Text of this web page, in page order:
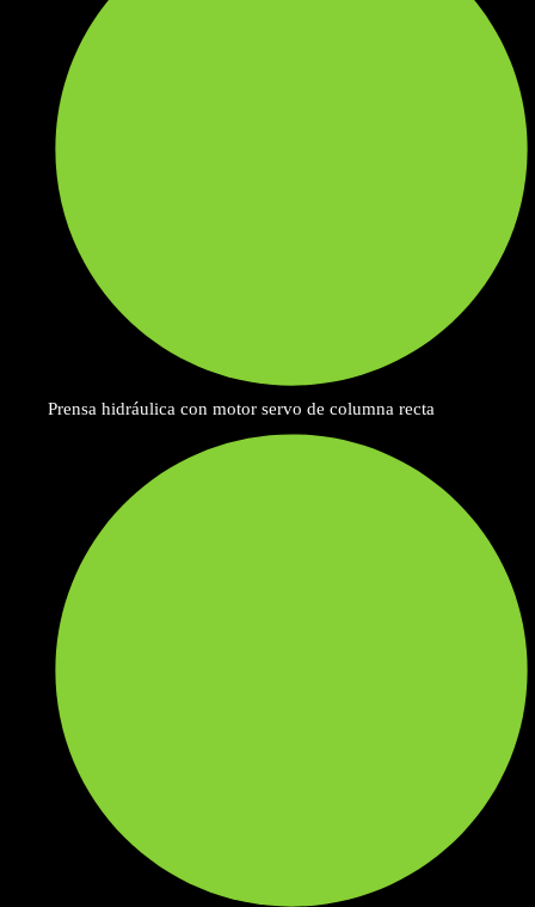
Prensa hidráulica con motor servo de columna recta